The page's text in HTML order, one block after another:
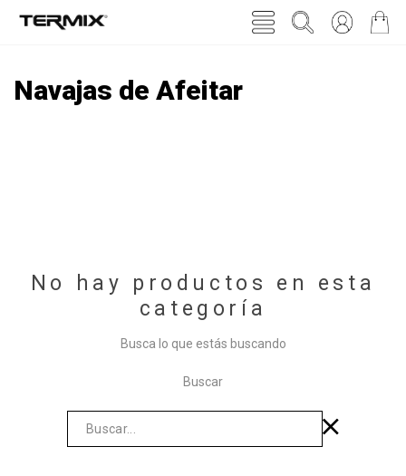
Navajas de Afeitar
No hay productos en esta
categoría
Busca lo que estás buscando
Buscar